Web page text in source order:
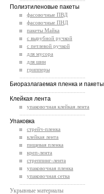
Полиэтиленовые пакеты
фасовочные ПВД
фасовочные ПНД
пакеты Майка
с вырубной ручкой
с петлевой ручкой
для мусора
для шин
грипперы
Биоразлагаемая пленка и пакеты
Клейкая лента
упаковочная клейкая лента
Упаковка
стрейч-пленка
клейкая лента
пищевая пленка
креп-лента
стреппинг-лента
упаковочная пленка
упаковочная сетка
Укрывные материалы